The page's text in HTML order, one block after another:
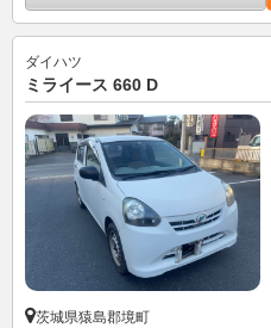
ダイハツ
ミライース 660 D
茨城県猿島郡境町